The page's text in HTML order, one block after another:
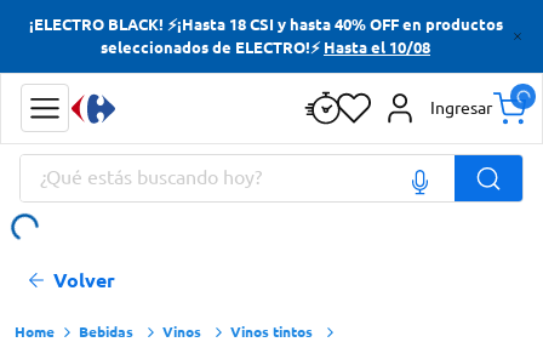
¡ELECTRO BLACK! ⚡¡Hasta 18 CSI y hasta 40% OFF en productos
seleccionados de ELECTRO!⚡ Hasta el 10/08
Ingresar
¿Qué estás buscando hoy?
Volver
Bebidas Vinos Vinos tintos
Términos más buscados
Yerba
Cerveza
Términos más buscados
Yerba
Cerveza
Papas Fritas
Doves